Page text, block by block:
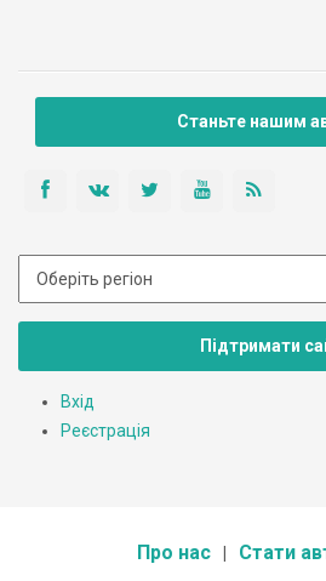
Станьте нашим
Підтримати
Вхід
Реєстрація
Про нас Стати